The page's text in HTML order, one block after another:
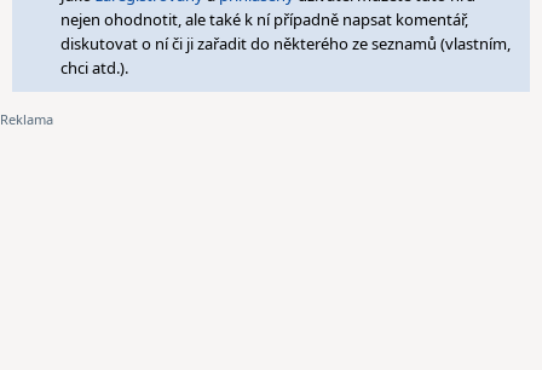
nejen ohodnotit, ale také k ní případně napsat komentář,
diskutovat o ní či ji zařadit do některého ze seznamů (vlastním,
chci atd.).